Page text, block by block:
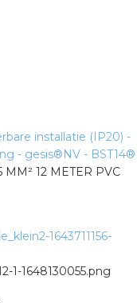
installatie (IP20) -
- gesis®NV - BST14®
MM² 12 METER PVC